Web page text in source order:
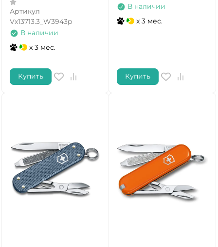
Артикул
Vx13713.3_W3943p
В наличии
x 3 мес.
Купить
В наличии
x 3 мес.
Купить